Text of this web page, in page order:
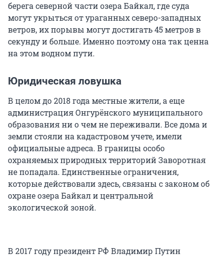
берега северной части озера Байкал, где суда
могут укрыться от ураганных северо-западных
ветров, их порывы могут достигать 45 метров в
секунду и больше. Именно поэтому она так ценна
на этом водном пути.
Юридическая ловушка
В целом до 2018 года местные жители, а еще
администрация Онгурёнского муниципального
образования ни о чем не переживали. Все дома и
земли стояли на кадастровом учете, имели
официальные адреса. В границы особо
охраняемых природных территорий Заворотная
не попадала. Единственные ограничения,
которые действовали здесь, связаны с законом об
охране озера Байкал и центральной
экологической зоной.
В 2017 году президент РФ Владимир Путин